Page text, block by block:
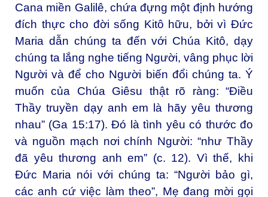
Cana miền Galilê, chứa đựng một định hướng
đích thực cho đời sống Kitô hữu, bởi vì Đức
Maria dẫn chúng ta đến với Chúa Kitô, dạy
chúng ta lắng nghe tiếng Người, vâng phục lời
Người và để cho Người biến đổi chúng ta. Ý
muốn của Chúa Giêsu thật rõ ràng: “Điều
Thầy truyền dạy anh em là hãy yêu thương
nhau” (Ga 15:17). Đó là tình yêu có thước đo
và nguồn mạch nơi chính Người: “như Thầy
đã yêu thương anh em” (c. 12). Vì thế, khi
Đức Maria nói với chúng ta: “Người bảo gì,
các anh cứ việc làm theo”, Mẹ đang mời gọi